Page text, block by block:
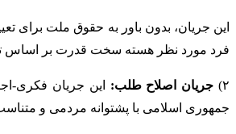
این جریان، بدون باور به حقوق ملت برای
فرد مورد نظر هسته سخت قدرت بر اساس تکلیف رأی
۲) جریان اصلاح طلب: این جریان فکری-
جمهوری اسلامی با پشتوانه مردمی و متناسب با خرد جمعی ایرانیان در انقلاب